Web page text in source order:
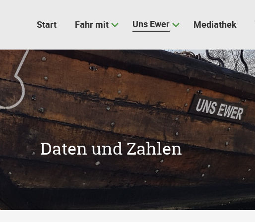
Start Fahr mit Uns Ewer Mediathek
Daten und Zahlen